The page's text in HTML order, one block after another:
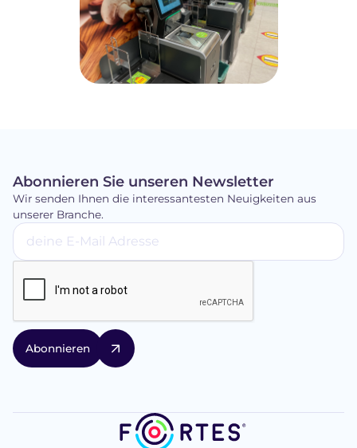
Abonnieren Sie unseren Newsletter
Wir senden Ihnen die interessantesten Neuigkeiten aus
unserer Branche.